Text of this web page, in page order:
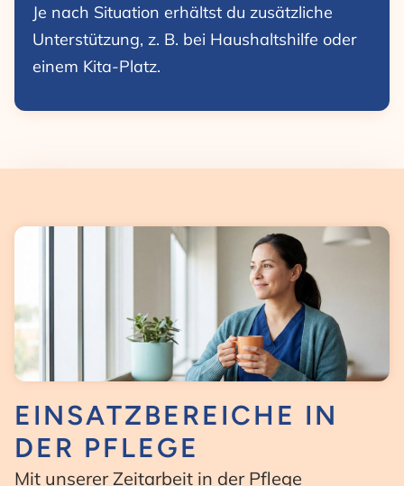
Je nach Situation erhältst du zusätzliche
Unterstützung, z. B. bei Haushaltshilfe oder
einem Kita-Platz.
EINSATZBEREICHE IN
DER PFLEGE
Mit unserer Zeitarbeit in der Pflege